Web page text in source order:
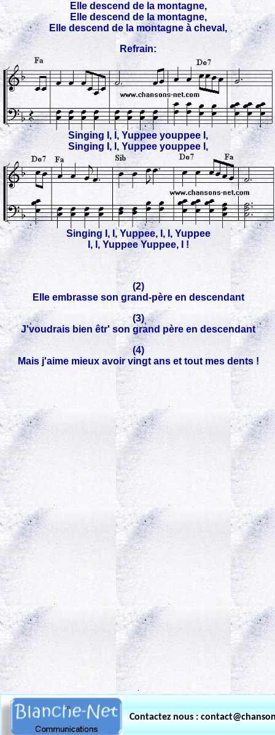
Elle descend de la montagne,
Elle descend de la montagne,
Elle descend de la montagne à cheval,
Refrain:
Singing I, I, Yuppee youppee I,
Singing I, I, Yuppee youppee I,
Singing I, I, Yuppee, I, I, Yuppee
I, I, Yuppee Yuppee, I !
(2)
Elle embrasse son grand-père en descendant
(3)
J'voudrais bien êtr' son grand père en descendant
(4)
Mais j'aime mieux avoir vingt ans et tout mes dents !
Contactez nous :